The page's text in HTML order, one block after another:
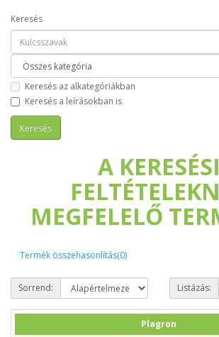
Keresés
Keresés az alkategóriákban
Keresés a leírásokban is
A KERESÉSI
MEGFELELŐ
Termék összehasonlítás(0)
Sorrend: Listázás:
Plagron